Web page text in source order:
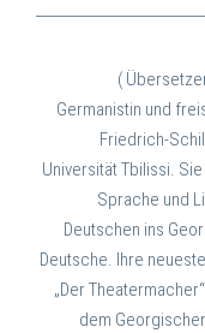
(
Germanistin und
Friedrich-
Universität Tbilissi.
Sprache und
Deutschen ins
Deutsche. Ihre
„Der
dem